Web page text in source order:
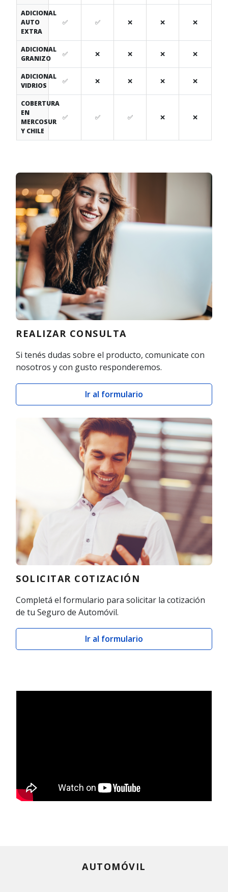
ADICIONAL
AUTO
EXTRA
✅ ✅ ❌ ❌ ❌
ADICIONAL
GRANIZO
✅ ❌ ❌ ❌ ❌
ADICIONAL
VIDRIOS
✅ ❌ ❌ ❌ ❌
COBERTURA
EN
MERCOSUR
Y CHILE
✅ ✅ ✅ ❌ ❌
REALIZAR CONSULTA
Si tenés dudas sobre el producto, comunicate con
nosotros y con gusto responderemos.
Ir al formulario
SOLICITAR COTIZACIÓN
Completá el formulario para solicitar la cotización
de tu Seguro de Automóvil.
Ir al formulario
AUTOMÓVIL